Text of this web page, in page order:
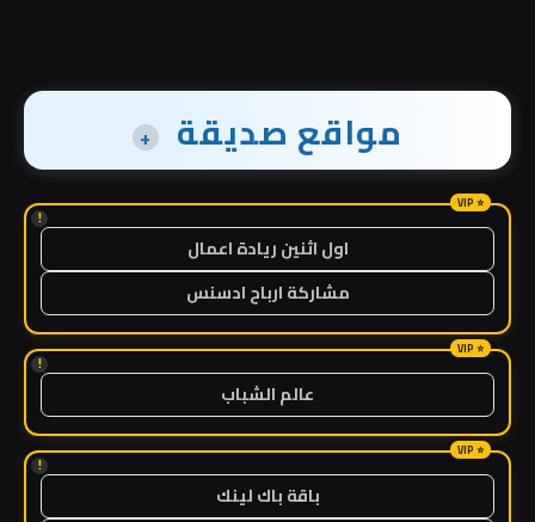
مواقع صديقة +
!
اول اثنين ريادة اعمال
مشاركة ارباح ادسنس
!
عالم الشباب
!
باقة باك لينك